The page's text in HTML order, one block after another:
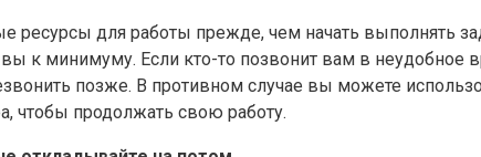
ресурсы для работы прежде, чем начать выполнять
к минимуму. Если кто-то позвонит вам в неудобное
позже. В противном случае вы можете
чтобы продолжать свою работу.